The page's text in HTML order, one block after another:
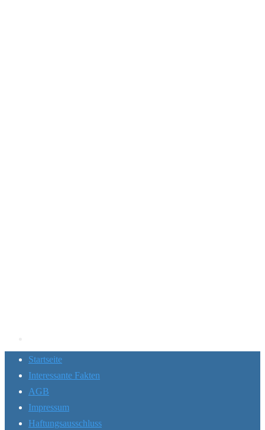
Startseite
Interessante Fakten
AGB
Impressum
Haftungsausschluss